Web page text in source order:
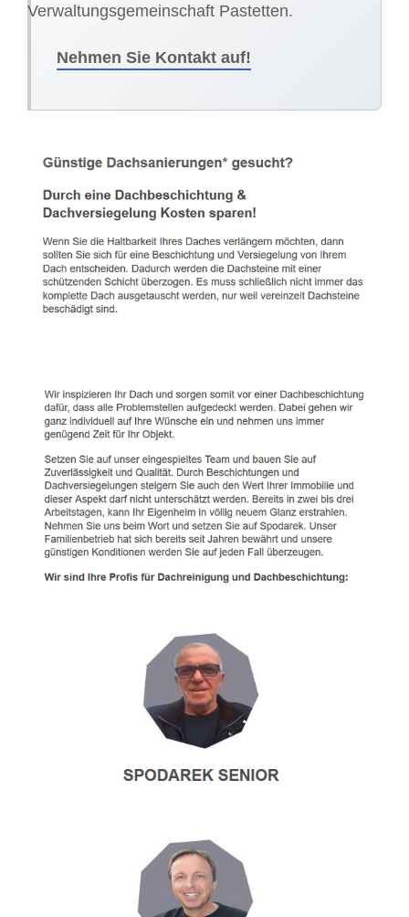
Verwaltungsgemeinschaft Pastetten.
Nehmen Sie Kontakt auf!